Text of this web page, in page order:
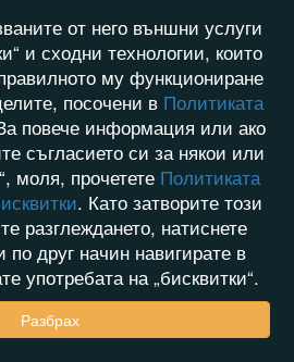
от него външни услуги
и сходни технологии, които
му функциониране
посочени в Политиката
повече информация или ако
съгласието си за някои или
моля, прочетете Политиката
. Като затворите този
разглеждането, натиснете
по друг начин навигирате в
употребата на „бисквитки“.
Разбрах